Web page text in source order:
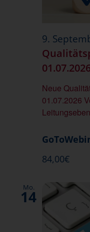
Neue
01.07.2026
9.
84,00€
Mo.
14